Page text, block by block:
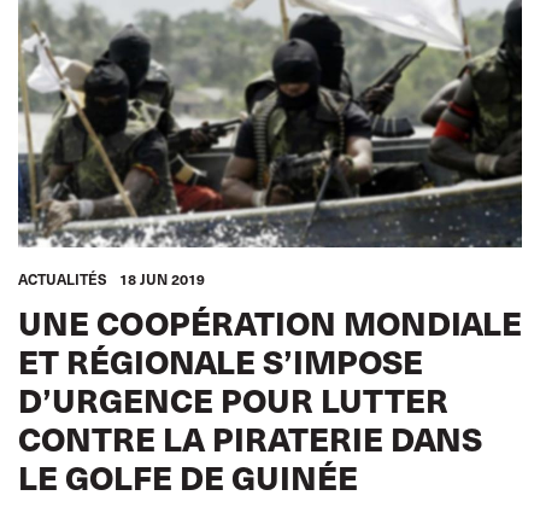
ACTUALITÉS 18 JUN 2019
UNE COOPÉRATION MONDIALE
ET RÉGIONALE S’IMPOSE
D’URGENCE POUR LUTTER
CONTRE LA PIRATERIE DANS
LE GOLFE DE GUINÉE